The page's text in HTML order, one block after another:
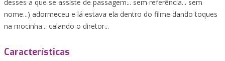
desses a que se assiste de passagem... sem referência... sem
nome...) adormeceu e lá estava ela dentro do filme dando toques
na mocinha... calando o diretor...
Características